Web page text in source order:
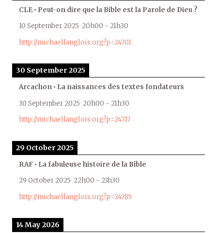
CLE • Peut-on dire que la Bible est la Parole de Dieu ?
10 September 2025 20h00 - 21h30
http://michaellanglois.org?p=24701
30 September 2025
Arcachon • La naissances des textes fondateurs
30 September 2025 20h00 - 21h30
http://michaellanglois.org?p=24717
29 October 2025
RAF • La fabuleuse histoire de la Bible
29 October 2025 22h00 - 23h30
http://michaellanglois.org?p=24785
14 May 2026